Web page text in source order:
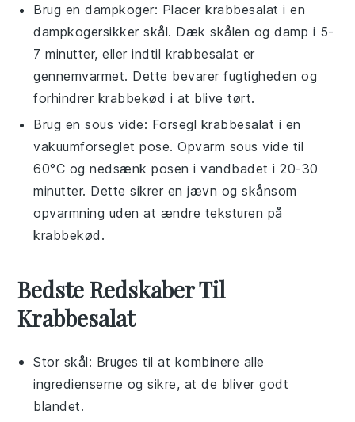
Brug endampkoger: Placerkrabbesalat i en
dampkogersikker skål. Dæk skålen og damp i 5-
7 minutter, eller indtil krabbesalat er
gennemvarmet. Dette bevarer fugtigheden og
forhindrer krabbekød i at blive tørt.
Brug ensous vide: Forsegl krabbesalat i en
vakuumforseglet pose. Opvarm sous vide til
60°C og nedsænk posen i vandbadet i 20-30
minutter. Dette sikrer en jævn og skånsom
opvarmning uden at ændre teksturen på
krabbekød .
Bedste Redskaber Til
Krabbesalat
Stor skål: Bruges til at kombinere alle
ingredienserne og sikre, at de bliver godt
blandet.